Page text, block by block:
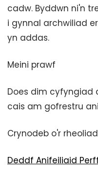
cadw. Byddwn ni'n
i gynnal archwiliad
yn addas.
Meini prawf
Does dim cyfyngiad
cais am gofrestru
Crynodeb o'r
Deddf Anifeiliaid